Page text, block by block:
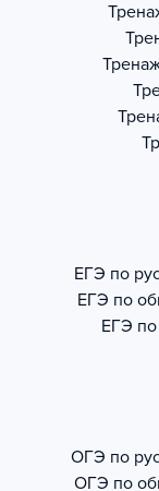
ЕГЭ по
ЕГЭ по
ЕГЭ
ОГЭ по
ОГЭ по